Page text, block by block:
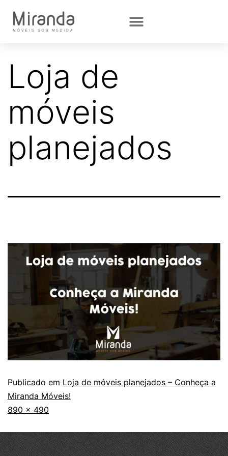
Loja de
móveis
planejados
Publicado em Loja de móveis planejados – Conheça a
Miranda Móveis!
890 × 490